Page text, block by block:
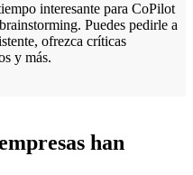
interesante para CoPilot
Puedes pedirle a
ofrezca críticas
y más.
han